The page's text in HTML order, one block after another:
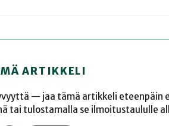
ARTIKKELI
— jaa tämä artikkeli eteenpäin
tai tulostamalla se ilmoitustaululle